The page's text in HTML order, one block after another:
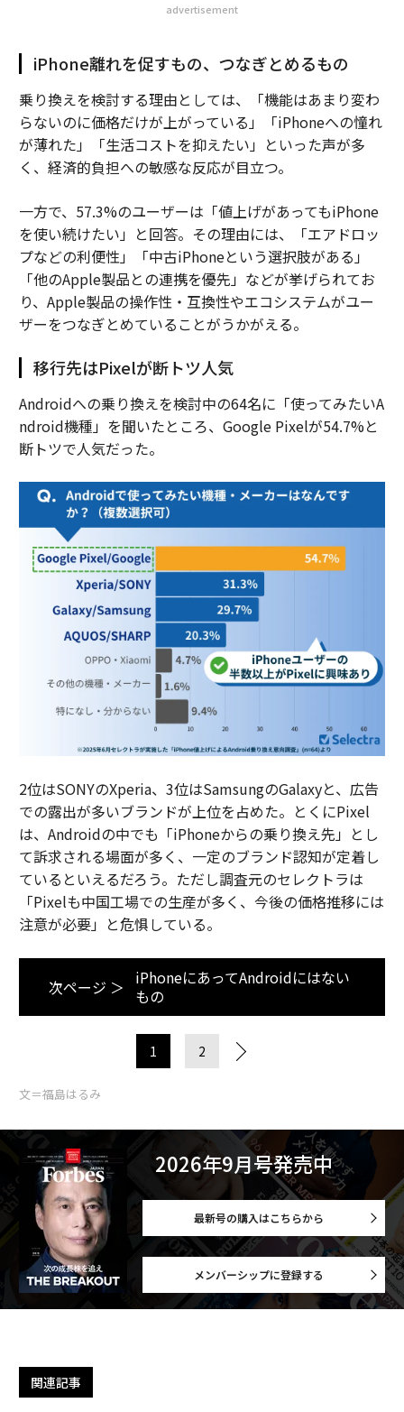
advertisement
iPhone離れを促すもの、つなぎとめるもの
乗り換えを検討する理由としては、「機能はあまり変わ
らないのに価格だけが上がっている」「iPhoneへの憧れ
が薄れた」「生活コストを抑えたい」といった声が多
く、経済的負担への敏感な反応が目立つ。
一方で、57.3%のユーザーは「値上げがあってもiPhone
を使い続けたい」と回答。その理由には、「エアドロッ
プなどの利便性」「中古iPhoneという選択肢がある」
「他のApple製品との連携を優先」などが挙げられてお
り、Apple製品の操作性・互換性やエコシステムがユー
ザーをつなぎとめていることがうかがえる。
移行先はPixelが断トツ人気
Androidへの乗り換えを検討中の64名に「使ってみたいA
ndroid機種」を聞いたところ、Google Pixelが54.7%と
断トツで人気だった。
2位はSONYのXperia、3位はSamsungのGalaxyと、広告
での露出が多いブランドが上位を占めた。とくにPixel
は、Androidの中でも「iPhoneからの乗り換え先」とし
て訴求される場面が多く、一定のブランド認知が定着し
ているといえるだろう。ただし調査元のセレクトラは
「Pixelも中国工場での生産が多く、今後の価格推移には
注意が必要」と危惧している。
次ページ ＞
iPhoneにあってAndroidにはない
もの
1 2
文＝福島はるみ
2026年9月号発売中
最新号の購入はこちらから
メンバーシップに登録する
関連記事